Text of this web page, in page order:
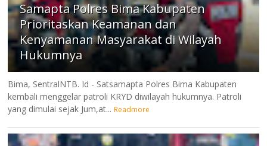
Samapta Polres Bima Kabupaten
Prioritaskan Keamanan dan
Kenyamanan Masyarakat di Wilayah
Hukumnya
Bima, SentralNTB. Id - Satsamapta Polres Bima Kabupaten
kembali menggelar patroli KRYD diwilayah hukumnya. Patroli
yang dimulai sejak Jum,at... Readmore